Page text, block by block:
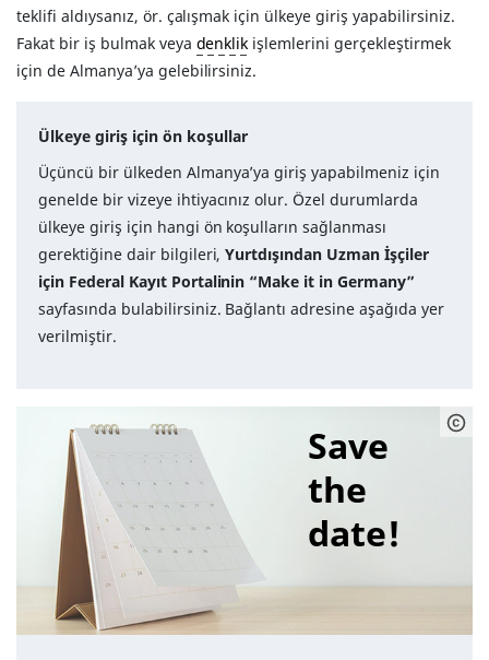
teklifi aldıysanız, ör. çalışmak için ülkeye giriş yapabilirsiniz.
Fakat bir iş bulmak veya denklik işlemlerini gerçekleştirmek
için de Almanya’ya gelebilirsiniz.
Ülkeye giriş için ön koşullar
Üçüncü bir ülkeden Almanya’ya giriş yapabilmeniz için
genelde bir vizeye ihtiyacınız olur. Özel durumlarda
ülkeye giriş için hangi ön koşulların sağlanması
gerektiğine dair bilgileri,Yurtdışından Uzman İşçiler
için Federal Kayıt Portalinin “Make it in Germany”
sayfasında bulabilirsiniz. Bağlantı adresine aşağıda yer
verilmiştir.
Save
the
date!